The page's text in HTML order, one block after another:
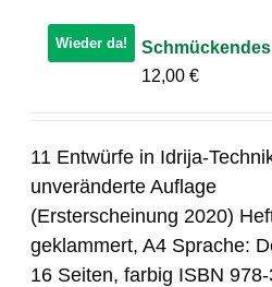
Wieder da!
12,00€
11 Entwürfe in Idrija-
unveränderte Auflage
(Ersterscheinung 2020)
geklammert, A4 Sprache:
16 Seiten, farbig ISBN